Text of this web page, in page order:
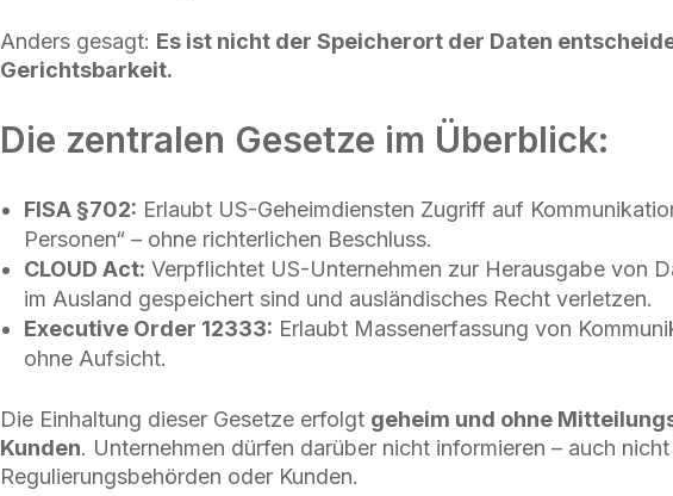
Anders gesagt: Es ist nicht der Speicherort der Daten
Gerichtsbarkeit.
Die zentralen Gesetze im Überblick:
FISA §702: Erlaubt US-Geheimdiensten Zugriff auf
Personen“ – ohne richterlichen Beschluss.
CLOUD Act: Verpflichtet US-Unternehmen zur Herausgabe von
im Ausland gespeichert sind und ausländisches Recht verletzen.
Executive Order 12333: Erlaubt Massenerfassung von
ohne Aufsicht.
Die Einhaltung dieser Gesetze erfolgt geheim und ohne
Kunden. Unternehmen dürfen darüber nicht informieren – auch
Regulierungsbehörden oder Kunden.